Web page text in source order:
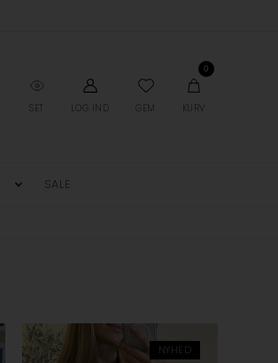
SET LOG IND GEM
0
KURV
SALE
NYHED